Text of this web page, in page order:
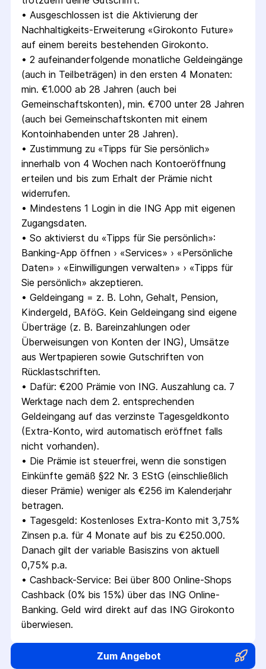
• Ausgeschlossen ist die Aktivierung der
Nachhaltigkeits-Erweiterung «Girokonto Future»
auf einem bereits bestehenden Girokonto.
• 2 aufeinanderfolgende monatliche Geldeingänge
(auch in Teilbeträgen) in den ersten 4 Monaten:
min. €1.000 ab 28 Jahren (auch bei
Gemeinschaftskonten), min. €700 unter 28 Jahren
(auch bei Gemeinschaftskonten mit einem
Kontoinhabenden unter 28 Jahren).
• Zustimmung zu «Tipps für Sie persönlich»
innerhalb von 4 Wochen nach Kontoeröffnung
erteilen und bis zum Erhalt der Prämie nicht
widerrufen.
• Mindestens 1 Login in die ING App mit eigenen
Zugangsdaten.
• So aktivierst du «Tipps für Sie persönlich»:
Banking-App öffnen › «Services» › «Persönliche
Daten» › «Einwilligungen verwalten» › «Tipps für
Sie persönlich» akzeptieren.
• Geldeingang = z. B. Lohn, Gehalt, Pension,
Kindergeld, BAföG. Kein Geldeingang sind eigene
Überträge (z. B. Bareinzahlungen oder
Überweisungen von Konten der ING), Umsätze
aus Wertpapieren sowie Gutschriften von
Rücklastschriften.
• Dafür: €200 Prämie von ING. Auszahlung ca. 7
Werktage nach dem 2. entsprechenden
Geldeingang auf das verzinste Tagesgeldkonto
(Extra-Konto, wird automatisch eröffnet falls
nicht vorhanden).
• Die Prämie ist steuerfrei, wenn die sonstigen
Einkünfte gemäß §22 Nr. 3 EStG (einschließlich
dieser Prämie) weniger als €256 im Kalenderjahr
betragen.
• Tagesgeld: Kostenloses Extra-Konto mit 3,75%
Zinsen p.a. für 4 Monate auf bis zu €250.000.
Danach gilt der variable Basiszins von aktuell
0,75% p.a.
• Cashback-Service: Bei über 800 Online-Shops
Cashback (0% bis 15%) über das ING Online-
Banking. Geld wird direkt auf das ING Girokonto
überwiesen.
Zum Angebot